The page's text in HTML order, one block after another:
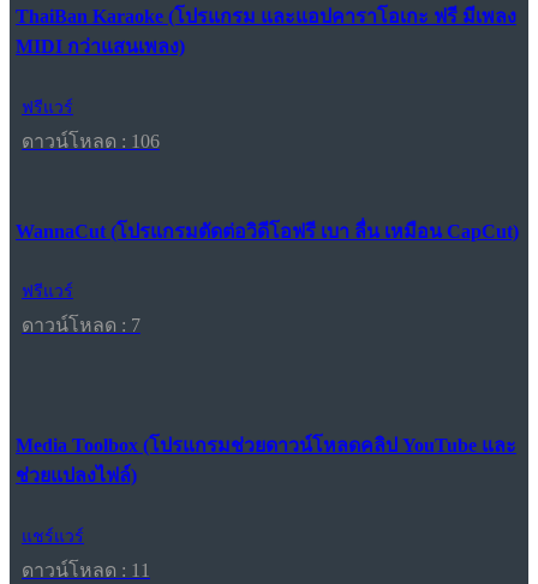
ThaiBan Karaoke (โปรแกรม และแอปคาราโอเกะ ฟรี มีเพลง
MIDI กว่าแสนเพลง)
ฟรีแวร์
ดาวน์โหลด : 106
WannaCut (โปรแกรมตัดต่อวิดีโอฟรี เบา ลื่น เหมือน CapCut)
ฟรีแวร์
ดาวน์โหลด : 7
Media Toolbox (โปรแกรมช่วยดาวน์โหลดคลิป YouTube และ
ช่วยแปลงไฟล์)
แชร์แวร์
ดาวน์โหลด : 11